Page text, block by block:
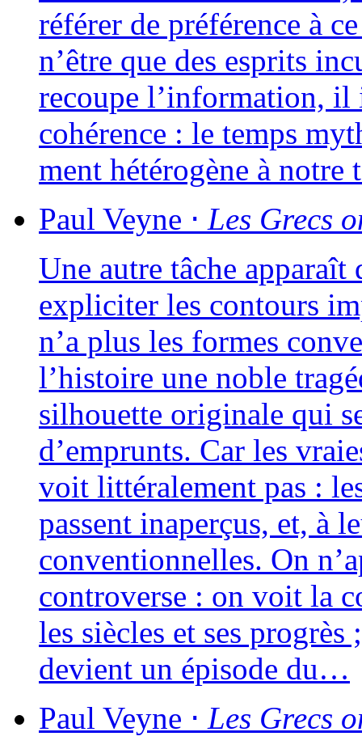
réfé­rer de pré­fé­rence à
n’être que des esprits
recoupe l’information, il
cohé­rence : le temps
ment hété­ro­gène à
Paul Veyne ⋅ Les Grecs
Une autre tâche appa­raît
expli­ci­ter les contours
n’a plus les formes
l’histoire une noble
sil­houette ori­gi­nale qui
d’emprunts. Car les
voit lit­té­ra­le­ment pas :
passent inaper­çus, et, à
conven­tion­nelles. On
contro­verse : on voit la
les siècles et ses
devient un épi­sode du…
Paul Veyne ⋅ Les Grecs